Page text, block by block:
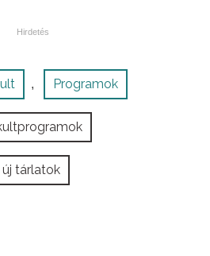
, Programok
új tárlatok